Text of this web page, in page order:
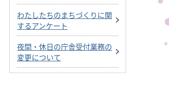
わたしたちのまちづくりに関
するアンケート
夜間・休日の庁舎受付業務の
変更について